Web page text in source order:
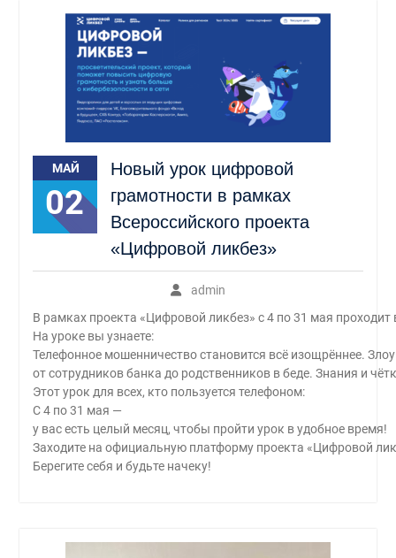
МАЙ
02
Новый урок цифровой
грамотности в рамках
Всероссийского проекта
«Цифровой ликбез»
admin
В рамках проекта «Цифровой ликбез» с 4 по 31 мая
На уроке вы узнаете:
Телефонное мошенничество становится всё изощрённее.
от сотрудников банка до родственников в беде. Знания и
Этот урок для всех, кто пользуется телефоном:
С 4 по 31 мая —
у вас есть целый месяц, чтобы пройти урок в удобное время!
Заходите на официальную платформу проекта «Цифровой
Берегите себя и будьте начеку!